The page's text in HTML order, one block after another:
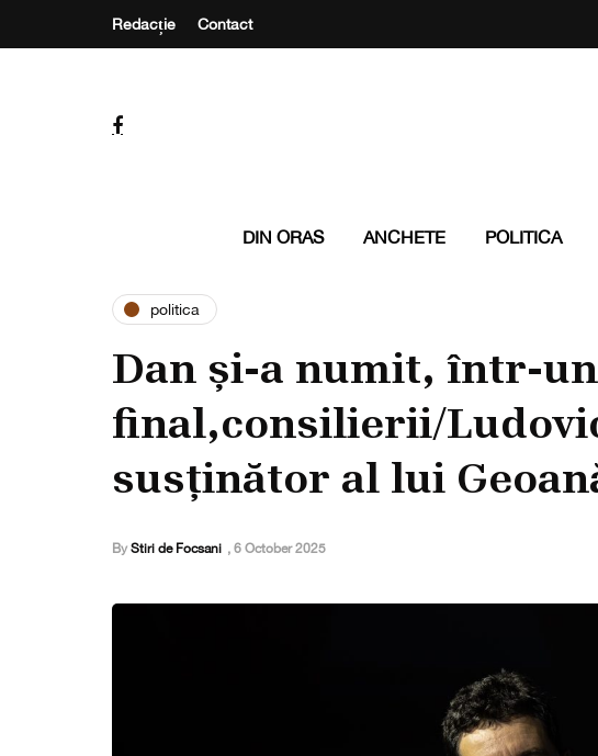
Redacție Contact
DIN ORAS ANCHETE POLITICA
politica
Dan și-a numit, într-un
final,consilierii/
susținător al lui
By Stiri de Focsani , 6 October 2025